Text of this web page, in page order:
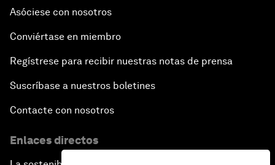
Asóciese con nosotros
Conviértase en miembro
Regístrese para recibir nuestras notas de prensa
Suscríbase a nuestros boletines
Contacte con nosotros
Enlaces directos